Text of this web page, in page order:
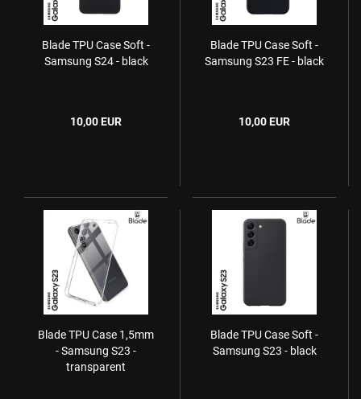
Blade TPU Case Soft -
Samsung S24 - black
10,00 EUR
Blade TPU Case Soft -
Samsung S23 FE - black
10,00 EUR
Blade TPU Case 1,5mm
- Samsung S23 -
transparent
Blade TPU Case Soft -
Samsung S23 - black